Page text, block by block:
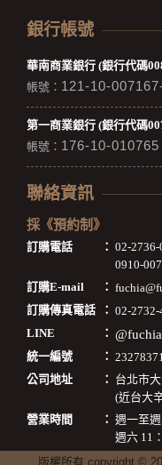
銀行帳號
華南商業銀行 (銀行代碼
帳號： 121-10-
第一商業銀行 (銀行代碼
帳號： 176-10-010765
聯絡資訊
採《預約制》
訂購電話 ： 02-
0910-
訂購E-mail
：
訂購傳真電話
： 02-2732-
LINE
： @fuchia
統一編號 ：
公司地址
： 台北市
(近台大
營業時間
： 週一至
週六 11
版權所有 copyright ©